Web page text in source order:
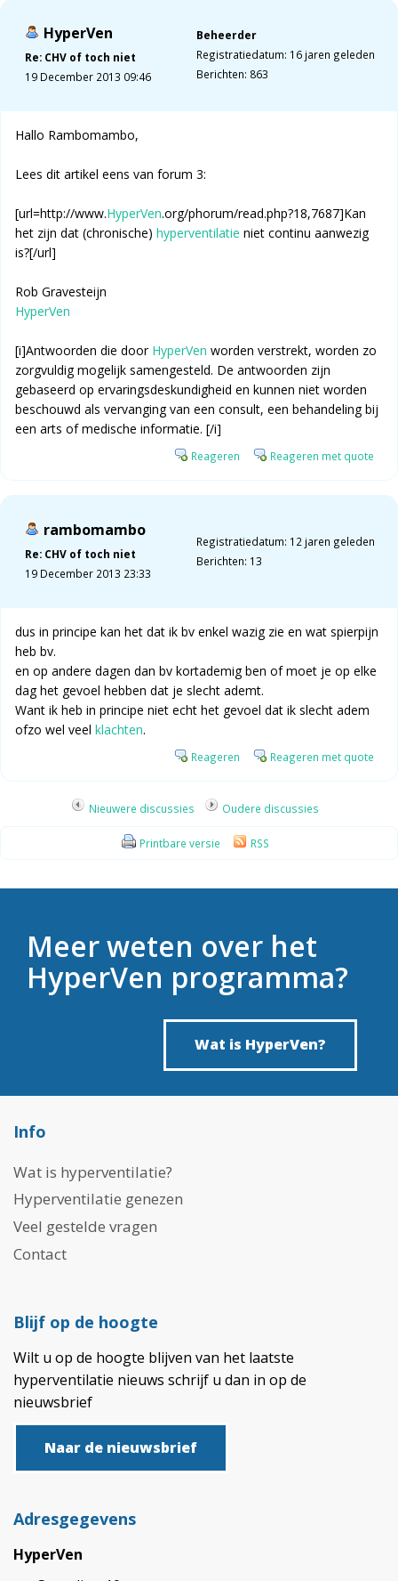
HyperVen
Re: CHV of toch niet
19 December 2013 09:46
Beheerder
Registratiedatum: 16 jaren geleden
Berichten: 863
Hallo Rambomambo,
Lees dit artikel eens van forum 3:
[url=http://www.HyperVen.org/phorum/read.php?18,7687]Kan
het zijn dat (chronische) hyperventilatie niet continu aanwezig
is?[/url]
Rob Gravesteijn
HyperVen
[i]Antwoorden die door HyperVen worden verstrekt, worden zo
zorgvuldig mogelijk samengesteld. De antwoorden zijn
gebaseerd op ervaringsdeskundigheid en kunnen niet worden
beschouwd als vervanging van een consult, een behandeling bij
een arts of medische informatie. [/i]
Reageren Reageren met quote
rambomambo
Re: CHV of toch niet
19 December 2013 23:33
Registratiedatum: 12 jaren geleden
Berichten: 13
dus in principe kan het dat ik bv enkel wazig zie en wat spierpijn
heb bv.
en op andere dagen dan bv kortademig ben of moet je op elke
dag het gevoel hebben dat je slecht ademt.
Want ik heb in principe niet echt het gevoel dat ik slecht adem
ofzo wel veel klachten.
Reageren Reageren met quote
Nieuwere discussies Oudere discussies
Printbare versie RSS
Meer weten over het
HyperVen programma?
Wat is HyperVen?
Info
Wat is hyperventilatie?
Hyperventilatie genezen
Veel gestelde vragen
Contact
Blijf op de hoogte
Wilt u op de hoogte blijven van het laatste
hyperventilatie nieuws schrijf u dan in op de
nieuwsbrief
Naar de nieuwsbrief
Adresgegevens
HyperVen